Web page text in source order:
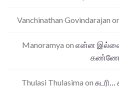
Vanchinathan Govindarajan
Manoramya on என்ன
Thulasi Thulasima on